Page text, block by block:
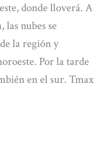
donde lloverá. A
las nubes se
la región y
Por la tarde
en el sur. Tmax